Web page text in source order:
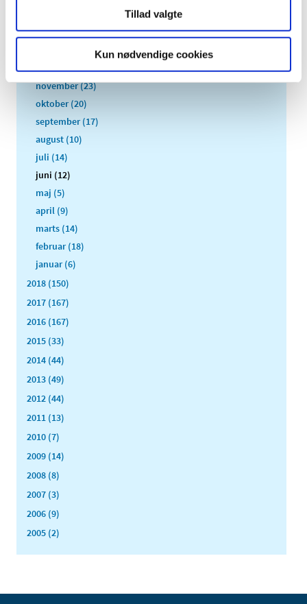
Tillad valgte
Kun nødvendige cookies
2020 (263)
december (11)
november (23)
oktober (20)
september (17)
august (10)
juli (14)
juni (12)
maj (5)
april (9)
marts (14)
februar (18)
januar (6)
2018 (150)
2017 (167)
2016 (167)
2015 (33)
2014 (44)
2013 (49)
2012 (44)
2011 (13)
2010 (7)
2009 (14)
2008 (8)
2007 (3)
2006 (9)
2005 (2)